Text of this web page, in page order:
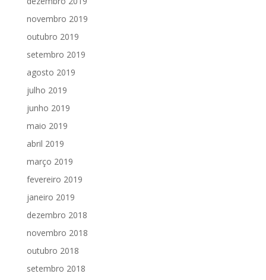
novembro 2019
outubro 2019
setembro 2019
agosto 2019
julho 2019
junho 2019
maio 2019
abril 2019
março 2019
fevereiro 2019
janeiro 2019
dezembro 2018
novembro 2018
outubro 2018
setembro 2018